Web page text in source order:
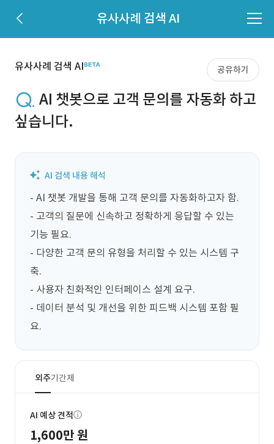
유사사례 검색 AI
유사사례 검색 AI 공유하기
AI 챗봇으로 고객 문의를 자동화 하고
싶습니다.
- AI 챗봇 개발을 통해 고객 문의를 자동화하고자 함.
- 고객의 질문에 신속하고 정확하게 응답할 수 있는
기능 필요.
- 다양한 고객 문의 유형을 처리할 수 있는 시스템 구
축.
- 사용자 친화적인 인터페이스 설계 요구.
- 데이터 분석 및 개선을 위한 피드백 시스템 포함 필
요.
외주기간제
AI 예상 견적
1,600만 원